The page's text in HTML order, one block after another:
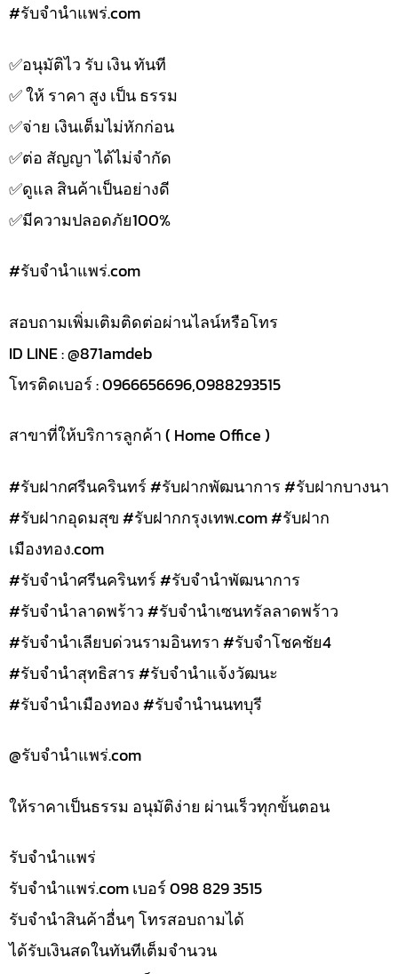
#รับจํานําแพร่.com
✅️อนุมัติไว รับ เงิน ทันที
✅️ ให้ ราคา สูง เป็น ธรรม
✅️จ่าย เงินเต็มไม่หักก่อน
✅️ต่อ สัญญา ได้ไม่จำกัด
✅️ดูแล สินค้าเป็นอย่างดี
✅️มีความปลอดภัย100%
#รับจํานําแพร่.com
สอบถามเพิ่มเติมติดต่อผ่านไลน์หรือโทร
ID LINE : @871amdeb
โทรติดเบอร์ : 0966656696,0988293515
สาขาที่ให้บริการลูกค้า ( Home Office )
#รับฝากศรีนครินทร์ #รับฝากพัฒนาการ #รับฝากบางนา
#รับฝากอุดมสุข #รับฝากกรุงเทพ.com #รับฝาก
เมืองทอง.com
#รับจำนำศรีนครินทร์ #รับจำนำพัฒนาการ
#รับจำนำลาดพร้าว #รับจำนำเซนทรัลลาดพร้าว
#รับจำนำเลียบด่วนรามอินทรา #รับจำโชคชัย4
#รับจำนำสุทธิสาร #รับจำนำแจ้งวัฒนะ
#รับจำนำเมืองทอง #รับจำนำนนทบุรี
@รับจํานําแพร่.com
ให้ราคาเป็นธรรม อนุมัติง่าย ผ่านเร็วทุกขั้นตอน
รับจํานำแพร่
รับจํานําแพร่.com เบอร์ 098 829 3515
รับจำนำสินค้าอื่นๆ โทรสอบถามได้
ได้รับเงินสดในทันทีเต็มจำนวน